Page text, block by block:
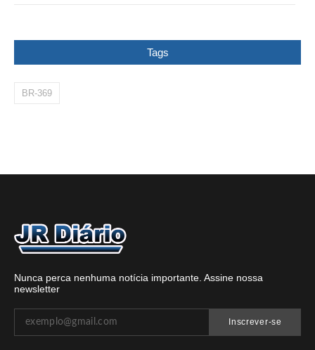
Tags
BR-369
Nunca perca nenhuma notícia importante. Assine nossa
newsletter
Inscrever-se